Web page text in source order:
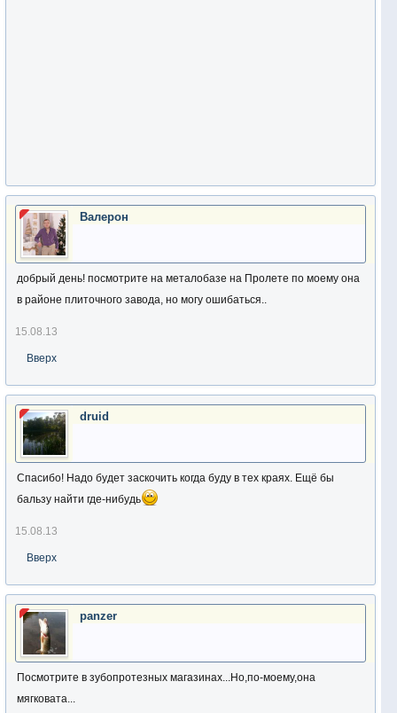
Валерон
добрый день! посмотрите на металобазе на Пролете по моему она
в районе плиточного завода, но могу ошибаться..
15.08.13
Вверх
druid
Спасибо! Надо будет заскочить когда буду в тех краях. Ещё бы
бальзу найти где-нибудь
15.08.13
Вверх
panzer
Посмотрите в зубопротезных магазинах...Но,по-моему,она
мягковата...